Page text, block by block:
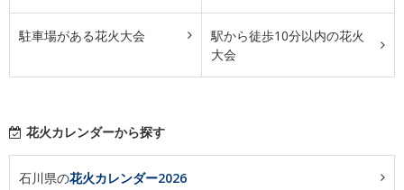
駐車場がある花火大会
駅から徒歩10分以内の花火
大会
花火カレンダーから探す
石川県の花火カレンダー2026